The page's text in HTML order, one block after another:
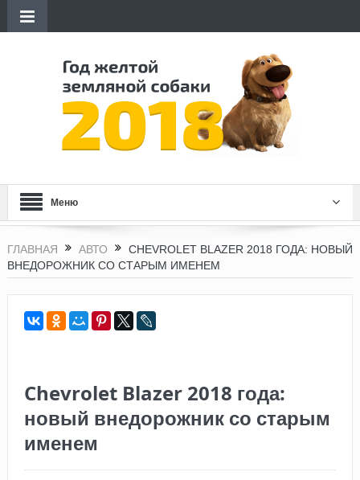
Меню
ГЛАВНАЯ АВТО
CHEVROLET BLAZER 2018 ГОДА: НОВЫЙ
ВНЕДОРОЖНИК СО СТАРЫМ ИМЕНЕМ
Chevrolet Blazer 2018 года:
новый внедорожник со старым
именем